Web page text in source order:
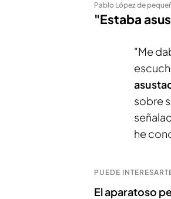
Pablo López de
"Estaba
"Me
sobre
he
PUEDE
El aparatoso